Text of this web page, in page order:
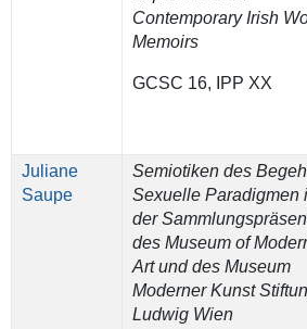
Contemporary Irish
Memoirs
GCSC 16, IPP XX
Juliane
Saupe
Semiotiken des
Sexuelle Paradigmen
der
des Museum of
Art und des Museum
Moderner Kunst
Ludwig Wien